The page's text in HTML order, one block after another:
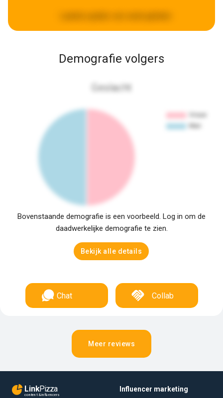
Demografie volgers
Geslacht
Bovenstaande demografie is een voorbeeld. Log in om de
daadwerkelijke demografie te zien.
Bekijk alle details
Chat Collab
Meer reviews
LinkPizza
content & influencers
Influencer marketing